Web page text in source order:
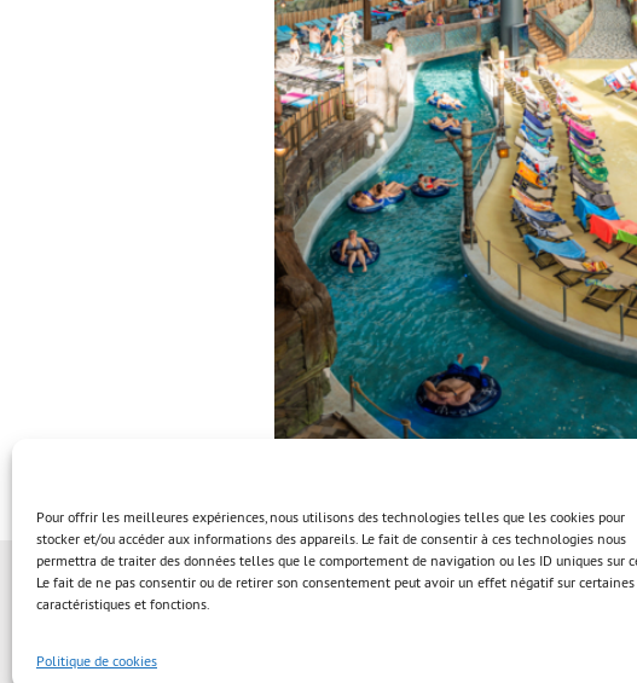
Pour offrir les meilleures expériences, nous utilisons des technologies telles que les cookies pour
stocker et/ou accéder aux informations des appareils. Le fait de consentir à ces technologies nous
permettra de traiter des données telles que le comportement de navigation ou les ID uniques sur
Le fait de ne pas consentir ou de retirer son consentement peut avoir un effet négatif sur certaines
caractéristiques et fonctions.
Politique de cookies